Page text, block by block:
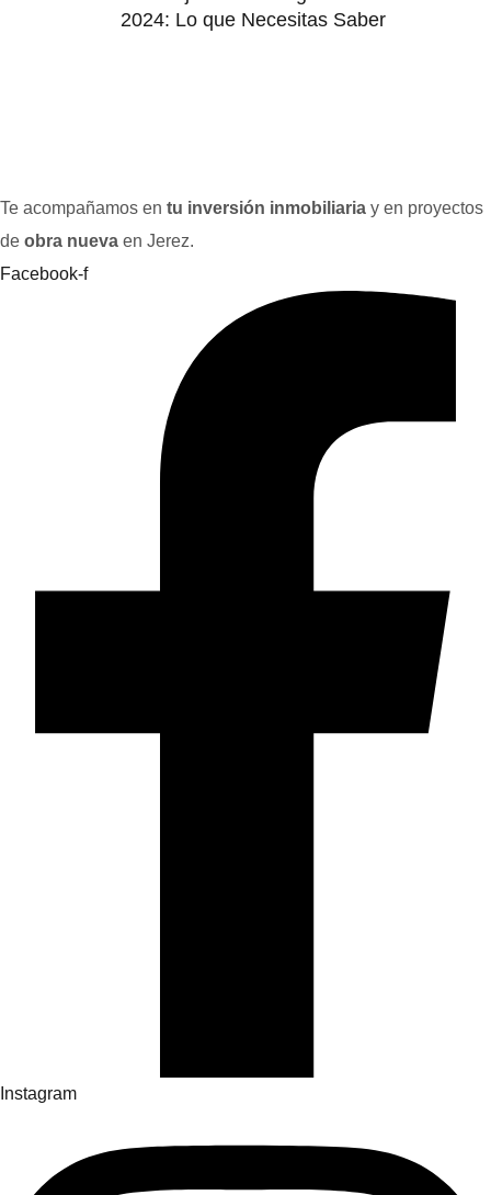
2024: Lo que Necesitas Saber
Te acompañamos en tu inversión inmobiliaria y en proyectos
de obra nueva en Jerez.
Facebook-f
Instagram